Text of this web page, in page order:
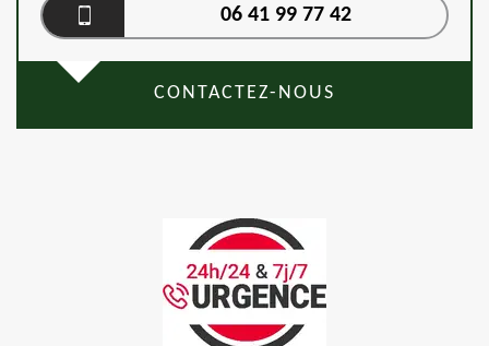
06 41 99 77 42
CONTACTEZ-NOUS